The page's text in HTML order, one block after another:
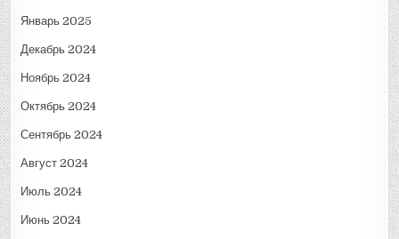
Январь 2025
Декабрь 2024
Ноябрь 2024
Октябрь 2024
Сентябрь 2024
Август 2024
Июль 2024
Июнь 2024